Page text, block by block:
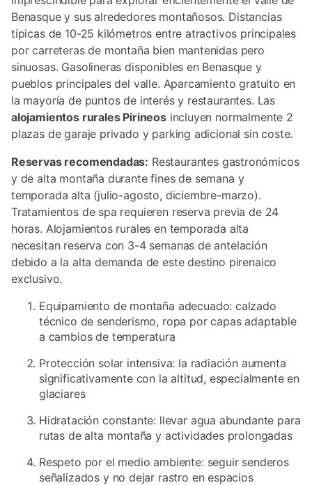
Benasque y sus alrededores montañosos. Distancias
típicas de 10-25 kilómetros entre atractivos principales
por carreteras de montaña bien mantenidas pero
sinuosas. Gasolineras disponibles en Benasque y
pueblos principales del valle. Aparcamiento gratuito en
la mayoría de puntos de interés y restaurantes. Las
alojamientos rurales Pirineosincluyen normalmente 2
plazas de garaje privado y parking adicional sin coste.
Reservas recomendadas: Restaurantes gastronómicos
y de alta montaña durante fines de semana y
temporada alta (julio-agosto, diciembre-marzo).
Tratamientos de spa requieren reserva previa de 24
horas. Alojamientos rurales en temporada alta
necesitan reserva con 3-4 semanas de antelación
debido a la alta demanda de este destino pirenaico
exclusivo.
Equipamiento de montaña adecuado: calzado
técnico de senderismo, ropa por capas adaptable
a cambios de temperatura
Protección solar intensiva: la radiación aumenta
significativamente con la altitud, especialmente en
glaciares
Hidratación constante: llevar agua abundante para
rutas de alta montaña y actividades prolongadas
Respeto por el medio ambiente: seguir senderos
señalizados y no dejar rastro en espacios